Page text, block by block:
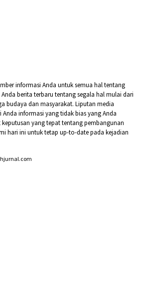
informasi Anda untuk semua hal tentang
berita terbaru tentang segala hal mulai dari
budaya dan masyarakat. Liputan media
informasi yang tidak bias yang Anda
yang tepat tentang pembangunan
hari ini untuk tetap up-to-date pada kejadian